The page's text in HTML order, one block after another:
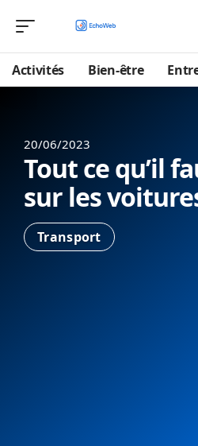
Activités Bien-être
20/06/2023
Tout ce qu’il
sur les
Transport